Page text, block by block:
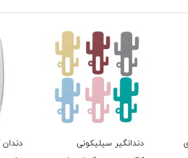
دندانگیر سیلیکونی